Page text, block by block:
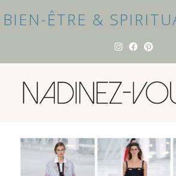
BIEN-ÊTRE &